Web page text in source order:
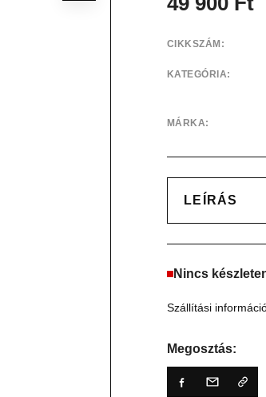
CIKKSZÁM:
KATEGÓRIA:
MÁRKA:
LEÍRÁS
Nincs
Szállítási
Megosztás: